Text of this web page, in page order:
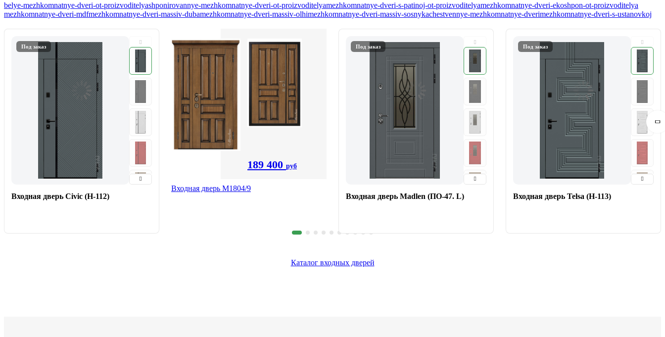
belye-mezhkomnatnye-dveri-ot-proizvoditelyashponirovannye-mezhkomnatnye-dveri-ot-proizvoditelyamezhkomnatnye-dveri-s-patinoj-ot-proizvoditelyamezhkomnatnye-dveri-ekoshpon-ot-proizvoditelya
mezhkomnatnye-dveri-mdfmezhkomnatnye-dveri-massiv-dubamezhkomnatnye-dveri-massiv-olhimezhkomnatnye-dveri-massiv-sosnykachestvennye-mezhkomnatnye-dverimezhkomnatnye-dveri-s-ustanovkoj
Под заказ
Входная дверь Civic (Н-112)
189 400 руб
Входная дверь М1804/9
Под заказ
Входная дверь Madlen (ПО-47. L)
Под заказ
Входная дверь Telsa (Н-113)
Каталог входных дверей